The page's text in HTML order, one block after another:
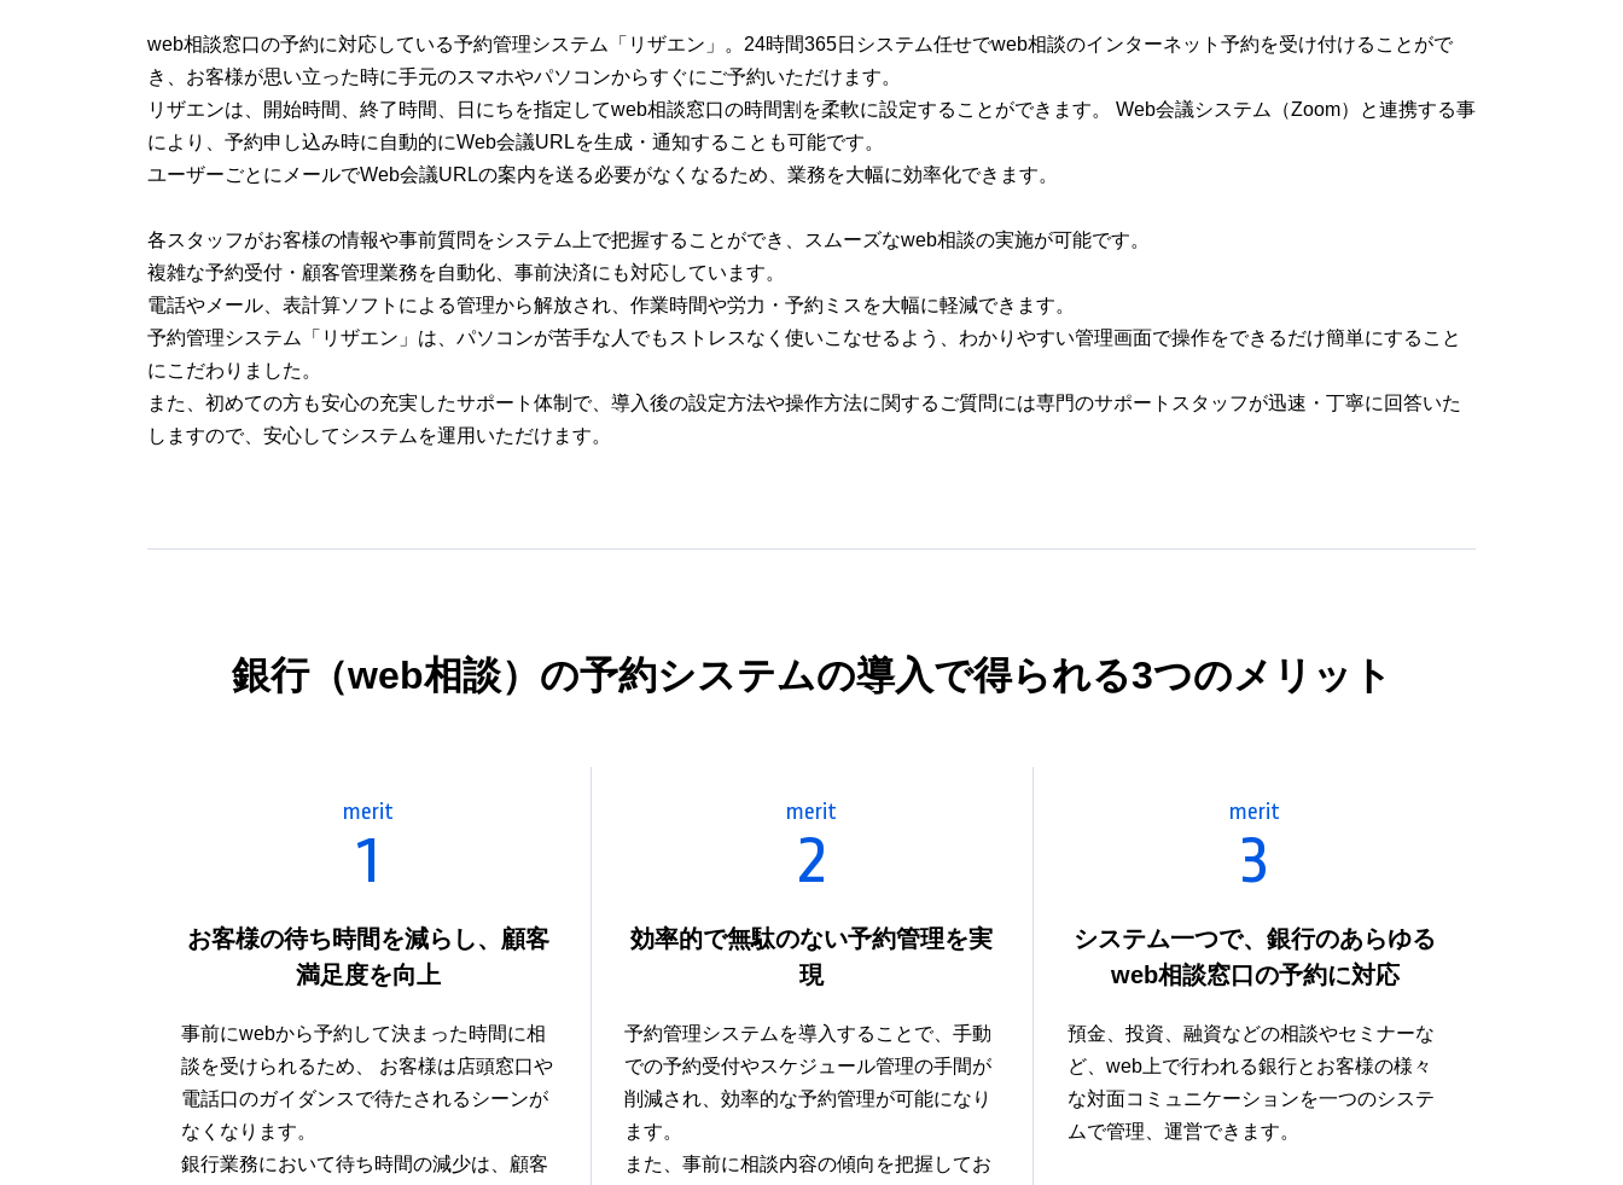
web相談窓口の予約に対応している予約管理システム「リザエン」。24時間365日システム任せでweb相談のインターネット予約を受け付けることがで
き、お客様が思い立った時に手元のスマホやパソコンからすぐにご予約いただけます。
リザエンは、開始時間、終了時間、日にちを指定してweb相談窓口の時間割を柔軟に設定することができます。 Web会議システム（Zoom）と連携する事
により、予約申し込み時に自動的にWeb会議URLを生成・通知することも可能です。
ユーザーごとにメールでWeb会議URLの案内を送る必要がなくなるため、業務を大幅に効率化できます。
各スタッフがお客様の情報や事前質問をシステム上で把握することができ、スムーズなweb相談の実施が可能です。
複雑な予約受付・顧客管理業務を自動化、事前決済にも対応しています。
電話やメール、表計算ソフトによる管理から解放され、作業時間や労力・予約ミスを大幅に軽減できます。
予約管理システム「リザエン」は、パソコンが苦手な人でもストレスなく使いこなせるよう、わかりやすい管理画面で操作をできるだけ簡単にすること
にこだわりました。
また、初めての方も安心の充実したサポート体制で、導入後の設定方法や操作方法に関するご質問には専門のサポートスタッフが迅速・丁寧に回答いた
しますので、安心してシステムを運用いただけます。
銀行（web相談） の予約システムの導入で得られる3つのメリット
merit
1
お客様の待ち時間を減らし、顧客
満足度を向上
事前にwebから予約して決まった時間に相
談を受けられるため、 お客様は店頭窓口や
電話口のガイダンスで待たされるシーンが
なくなります。
銀行業務において待ち時間の減少は、顧客
merit
2
効率的で無駄のない予約管理を実
現
予約管理システムを導入することで、手動
での予約受付やスケジュール管理の手間が
削減され、効率的な予約管理が可能になり
ます。
また、事前に相談内容の傾向を把握してお
merit
3
システム一つで、銀行のあらゆる
web相談窓口の予約に対応
預金、投資、融資などの相談やセミナーな
ど、web上で行われる銀行とお客様の様々
な対面コミュニケーションを一つのシステ
ムで管理、運営できます。